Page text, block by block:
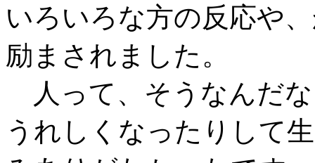
いろいろな方の反応や
励まされました。
人って、そうなんだ
うれしくなったりして